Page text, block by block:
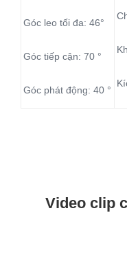
Góc leo tối đa: 46°
Góc tiếp cận: 70 °
Góc phát động: 40 °
Video clip